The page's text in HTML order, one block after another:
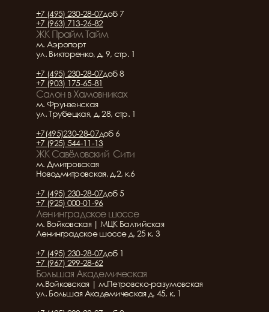
+7 (495) 230-28-07доб 7
+7 (963) 713-26-82
ЖК Прайм Тайм
м. Аэропорт
ул. Викторенко, д. 9, стр. 1
+7 (495) 230-28-07доб 8
+7 (903) 175-65-81
Салон в Хамовниках
м. Фрунзенская
ул. Трубецкая, д. 28, стр. 1
+7(495)230-28-07доб 6
+7 (925) 544-11-13
ЖК Савёловский  Сити
м. Дмитровская
Новодмитровская, д.2, к.6
+7 (495) 230-28-07доб 5
+7 (925) 000-01-96
Ленинградское шоссе
м. Войковская | МЦК Балтийская
Ленинградское шоссе д. 25 к. 3
+7 (495) 230-28-07доб 1
+7 (967) 299-28-62
Большая Академическая
м.Войковская | м.Петровско-разумовская
ул. Большая Академическая д. 45, к. 1